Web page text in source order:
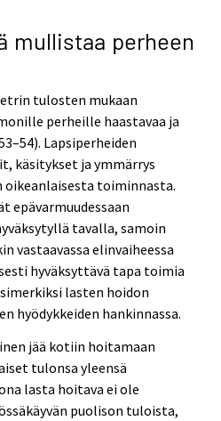
mullistaa perheen
tulosten mukaan
perheille haastavaa ja
Lapsiperheiden
käsitykset ja ymmärrys
oikeanlaisesta toiminnasta.
epävarmuudessaan
tavalla, samoin
vastaavassa elinvaiheessa
hyväksyttävä tapa toimia
lasten hoidon
hyödykkeiden hankinnassa.
jää kotiin hoitamaan
tulonsa yleensä
lasta hoitava ei ole
puolison tuloista,